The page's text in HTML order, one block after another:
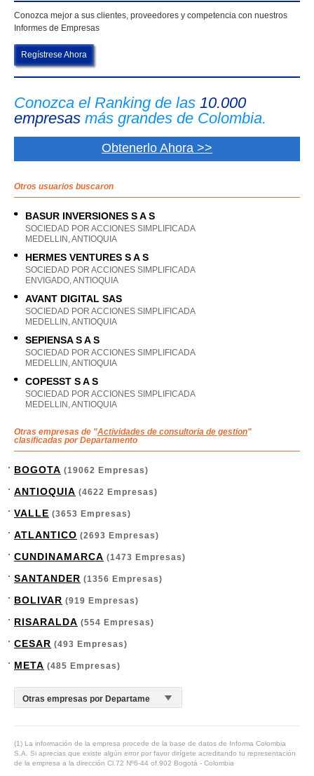
Conozca mejor a sus clientes, proveedores y competencia con nuestros
Informes de Empresas
Regístrese Ahora
Conozca el Ranking de las 10.000
empresas más grandes de Colombia.
Obtenerlo Ahora >>
Otros usuarios buscaron
BASUR INVERSIONES S A S
SOCIEDAD POR ACCIONES SIMPLIFICADA
MEDELLIN, ANTIOQUIA
HERMES VENTURES S A S
SOCIEDAD POR ACCIONES SIMPLIFICADA
ENVIGADO, ANTIOQUIA
AVANT DIGITAL SAS
SOCIEDAD POR ACCIONES SIMPLIFICADA
MEDELLIN, ANTIOQUIA
SEPIENSA S A S
SOCIEDAD POR ACCIONES SIMPLIFICADA
MEDELLIN, ANTIOQUIA
COPESST S A S
SOCIEDAD POR ACCIONES SIMPLIFICADA
MEDELLIN, ANTIOQUIA
Otras empresas de "Actividades de consultoria de gestion"
clasificadas por Departamento
BOGOTA (19062 Empresas)
ANTIOQUIA (4622 Empresas)
VALLE (3653 Empresas)
ATLANTICO (2693 Empresas)
CUNDINAMARCA (1473 Empresas)
SANTANDER (1356 Empresas)
BOLIVAR (919 Empresas)
RISARALDA (554 Empresas)
CESAR (493 Empresas)
META (485 Empresas)
(1) La información de la empresa procede de la base de datos de Informa Colombia
S.A. Si aprecias que existe algún error por favor dirígete acreditando tu representación
de la empresa a la dirección Cl.72 Nº6-44 of.902 Bogotá - Colombia